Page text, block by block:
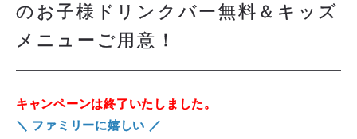
のお子様ドリンクバー無料＆キッズ
メニューご用意！
キャンペーンは終了いたしました。
＼ ファミリーに嬉しい ／